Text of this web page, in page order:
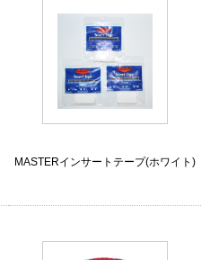
MASTERインサートテープ(ホワイト)